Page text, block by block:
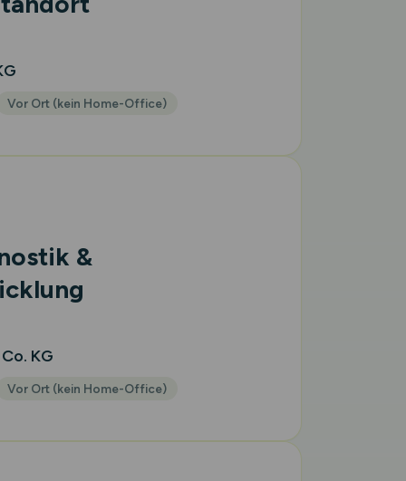
Vor Ort (kein Home-Office)
&
KG
Vor Ort (kein Home-Office)